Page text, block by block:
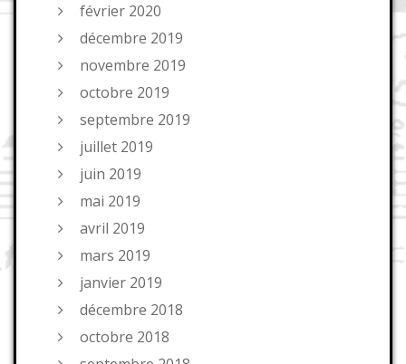
février 2020
décembre 2019
novembre 2019
octobre 2019
septembre 2019
juillet 2019
juin 2019
mai 2019
avril 2019
mars 2019
janvier 2019
décembre 2018
octobre 2018